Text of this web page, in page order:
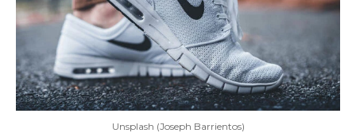
Unsplash (Joseph Barrientos)